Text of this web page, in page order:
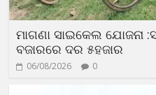
ମାଗଣା ସାଇକେଲ ଯୋଜନା
ବଜାରରେ ଦର ୫ହଜାର
06/08/2026 0